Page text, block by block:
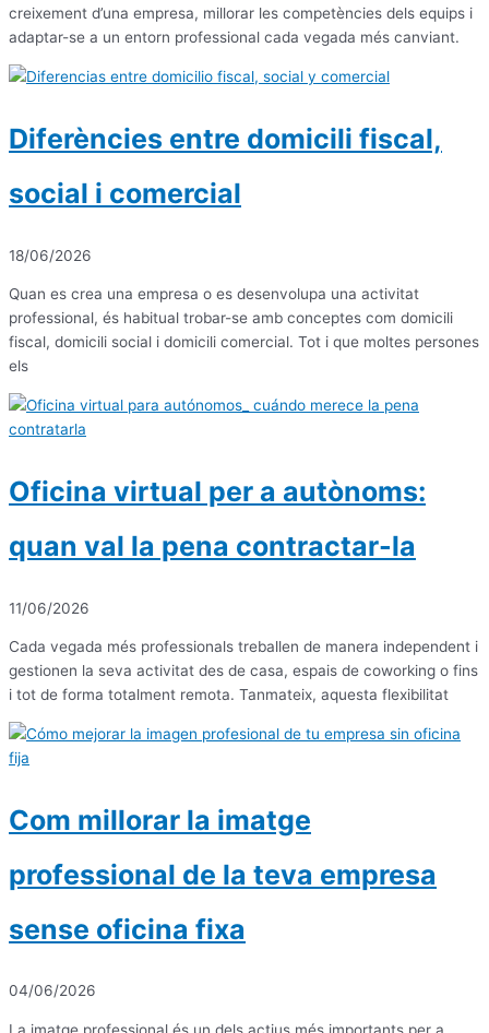
creixement d’una empresa, millorar les competències dels equips i
adaptar-se a un entorn professional cada vegada més canviant.
Diferències entre domicili fiscal,
social i comercial
18/06/2026
Quan es crea una empresa o es desenvolupa una activitat
professional, és habitual trobar-se amb conceptes com domicili
fiscal, domicili social i domicili comercial. Tot i que moltes persones
els
Oficina virtual per a autònoms:
quan val la pena contractar-la
11/06/2026
Cada vegada més professionals treballen de manera independent i
gestionen la seva activitat des de casa, espais de coworking o fins
i tot de forma totalment remota. Tanmateix, aquesta flexibilitat
Com millorar la imatge
professional de la teva empresa
sense oficina fixa
04/06/2026